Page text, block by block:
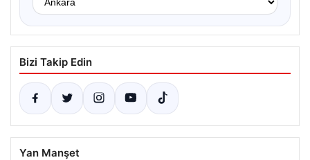
Bizi Takip Edin
Yan Manşet